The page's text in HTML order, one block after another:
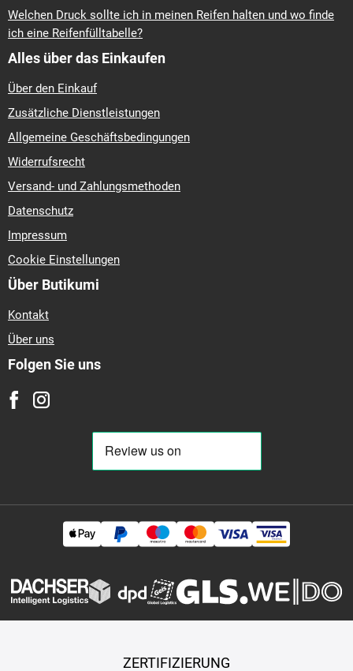
Welchen Druck sollte ich in meinen Reifen halten und wo finde
ich eine Reifenfülltabelle?
Alles über das Einkaufen
Über den Einkauf
Zusätzliche Dienstleistungen
Allgemeine Geschäftsbedingungen
Widerrufsrecht
Versand- und Zahlungsmethoden
Datenschutz
Impressum
Cookie Einstellungen
Über Butikumi
Kontakt
Über uns
Folgen Sie uns
ZERTIFIZIERUNG